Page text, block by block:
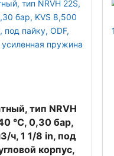
тип NRVH
°C, 0,30 бар,
ч, 1 1/8 in, под
корпус,